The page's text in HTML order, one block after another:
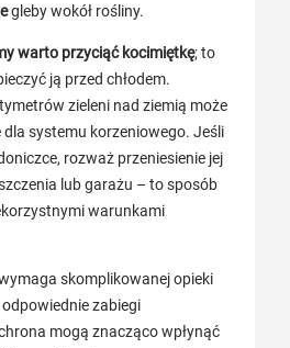
gleby wokół rośliny.
warto przyciąć kocimiętkę; to
ją przed chłodem.
zieleni nad ziemią może
systemu korzeniowego. Jeśli
rozważ przeniesienie jej
lub garażu – to sposób
warunkami
skomplikowanej opieki
zabiegi
mogą znacząco wpłynąć